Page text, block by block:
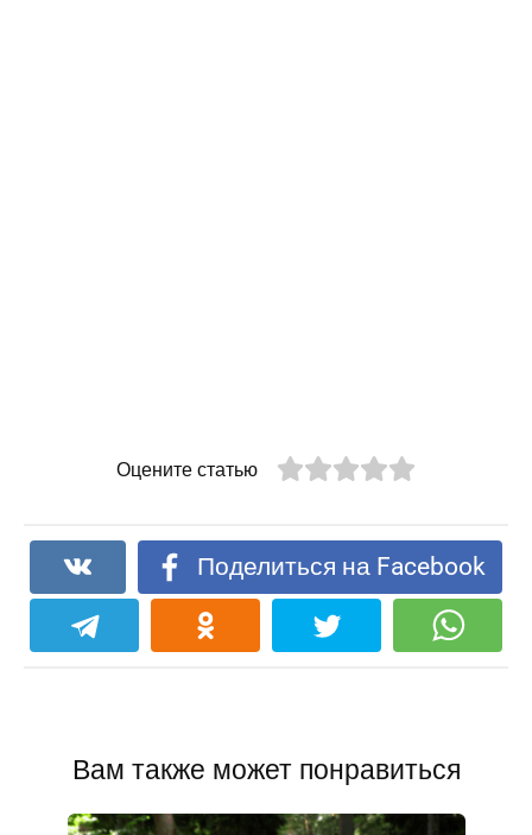
Оцените статью
Поделиться на Facebook
Вам также может понравиться